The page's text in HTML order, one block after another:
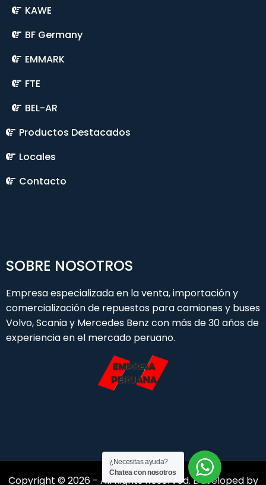
KAWE
BF Germany
EMMARK
FTE
BEL-AR
Productos Destacados
Locales
Contacto
SOBRE NOSOTROS
Empresa especializada en la venta, importación y
comercialización de repuestos para camiones y buses
Volvo, Scania y Mercedes Benz con más de 30 años de
experiencia en el mercado peruano.
Copyright © 2026 - All Rights Reserved. Developed by
¿Necesitas ayuda?
Chatea con nosotros